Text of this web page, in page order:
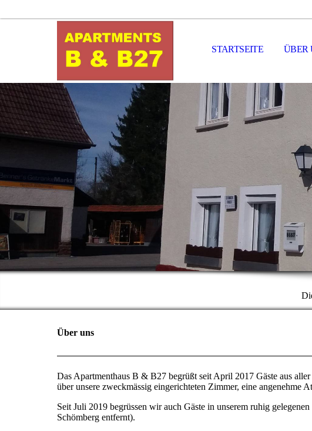
STARTSEITE ÜBER
Über uns
Das Apartmenthaus B & B27 begrüßt seit April 2017 Gäste aus
über unsere zweckmässig eingerichteten Zimmer, eine angenehme
Seit Juli 2019 begrüssen wir auch Gäste in unserem ruhig
Schömberg entfernt).